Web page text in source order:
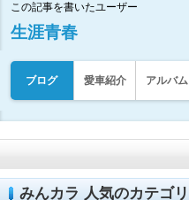
この記事を書いたユーザー
生涯青春
ブログ 愛車紹介 アルバム
みんカラ 人気のカテゴリ